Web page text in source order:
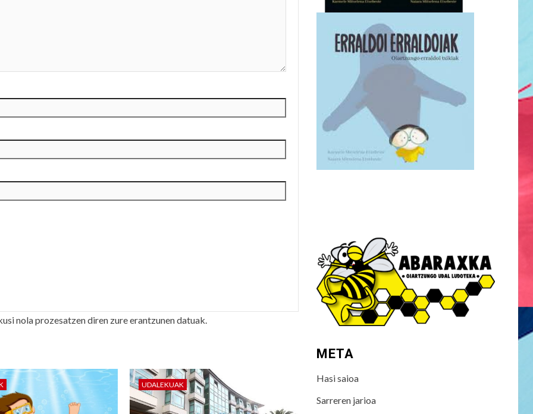
nola prozesatzen diren zure erantzunen datuak.
UDALEKUAK
META
Hasi saioa
Sarreren jarioa